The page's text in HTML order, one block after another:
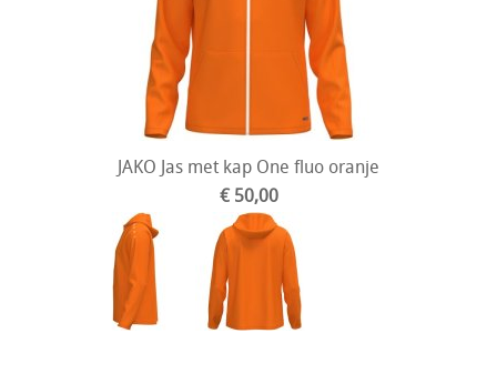
JAKO Jas met kap One fluo oranje
€ 50,00